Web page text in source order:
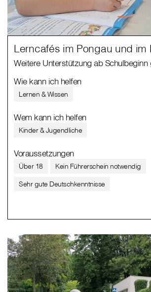
Lerncafés im Pongau und im
Weitere Unterstützung ab Schulbeginn
Wie kann ich helfen
Lernen & Wissen
Wem kann ich helfen
Kinder & Jugendliche
Voraussetzungen
Über 18
Kein Führerschein notwendig
Sehr gute Deutschkenntnisse